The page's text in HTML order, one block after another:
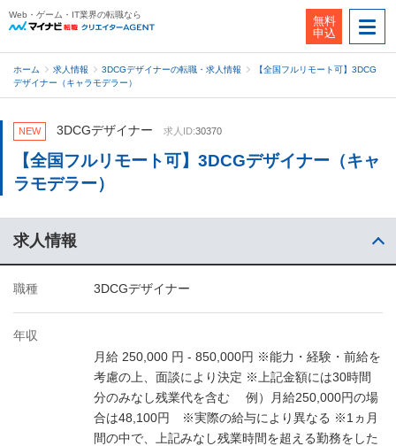
Web・ゲーム・IT業界の転職なら
無料
申込
ホーム 求人情報 3DCGデザイナーの転職・求人情報
【全国フルリモート可】3DCG
デザイナー（キャラモデラー）
NEW 3DCGデザイナー 求人ID:30370
【全国フルリモート可】3DCGデザイナー（キャ
ラモデラー）
求人情報
職種 3DCGデザイナー
年収
月給 250,000 円 - 850,000円 ※能力・経験・前給を
考慮の上、面談により決定 ※上記金額には30時間
分のみなし残業代を含む 例）月給250,000円の場
合は48,100円 ※実際の給与により異なる ※1ヵ月
間の中で、上記みなし残業時間を超える勤務をした